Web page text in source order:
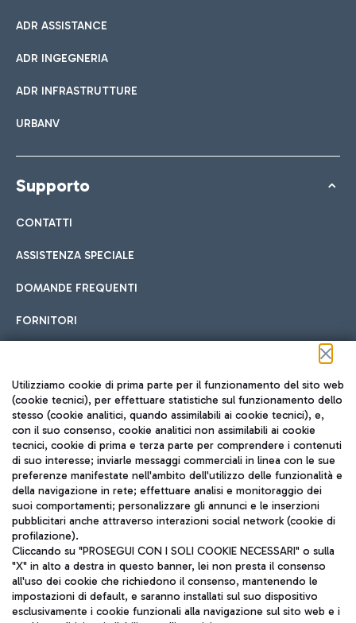
ADR ASSISTANCE
ADR INGEGNERIA
ADR INFRASTRUTTURE
URBANV
Supporto
CONTATTI
ASSISTENZA SPECIALE
DOMANDE FREQUENTI
FORNITORI
Seguici sui social
TRAVEL JOURNAL
ITA
Utilizziamo cookie di prima parte per il funzionamento del sito web
(cookie tecnici), per effettuare statistiche sul funzionamento dello
stesso (cookie analitici, quando assimilabili ai cookie tecnici), e,
con il suo consenso, cookie analitici non assimilabili ai cookie
tecnici, cookie di prima e terza parte per comprendere i contenuti
di suo interesse; inviarle messaggi commerciali in linea con le sue
preferenze manifestate nell'ambito dell'utilizzo delle funzionalità e
della navigazione in rete; effettuare analisi e monitoraggio dei
suoi comportamenti; personalizzare gli annunci e le inserzioni
pubblicitari anche attraverso interazioni social network (cookie di
profilazione).
Cliccando su "PROSEGUI CON I SOLI COOKIE NECESSARI" o sulla
"X" in alto a destra in questo banner, lei non presta il consenso
all'uso dei cookie che richiedono il consenso, mantenendo le
impostazioni di default, e saranno installati sul suo dispositivo
esclusivamente i cookie funzionali alla navigazione sul sito web e i